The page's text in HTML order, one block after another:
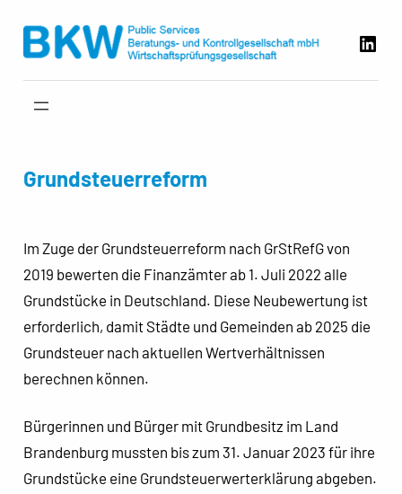
Inhalt
Grundsteuerreform
Im Zuge der Grundsteuerreform nach GrStRefG von
2019 bewerten die Finanzämter ab 1. Juli 2022 alle
Grundstücke in Deutschland. Diese Neubewertung ist
erforderlich, damit Städte und Gemeinden ab 2025 die
Grundsteuer nach aktuellen Wertverhältnissen
berechnen können.
Bürgerinnen und Bürger mit Grundbesitz im Land
Brandenburg mussten bis zum 31. Januar 2023 für ihre
Grundstücke eine Grundsteuerwerterklärung abgeben.